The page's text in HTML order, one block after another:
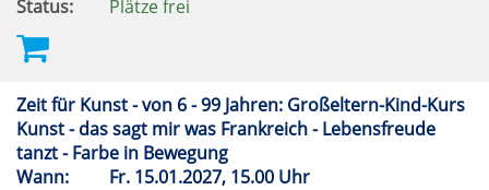
Status:
Plätze frei
Zeit für Kunst - von 6 - 99 Jahren: Großeltern-Kind-Kurs
Kunst - das sagt mir was Frankreich - Lebensfreude
tanzt - Farbe in Bewegung
Wann:
Fr. 15.01.2027, 15.00 Uhr